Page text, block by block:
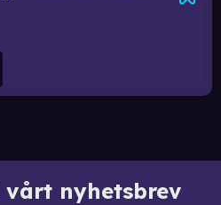
vårt nyhetsbrev